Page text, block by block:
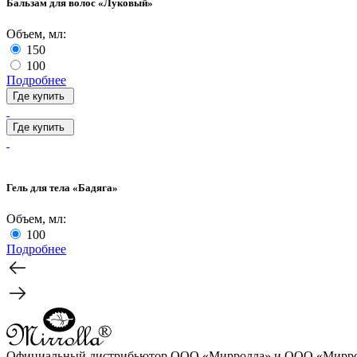
Бальзам для волос «Луковый»
Объем, мл:
150
100
Подробнее
Где купить
Где купить
Гель для тела «Бадяга»
Объем, мл:
100
Подробнее